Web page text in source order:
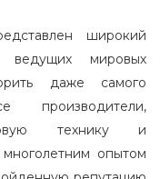
широкий
ведущих мировых
даже самого
производители,
технику и
опытом